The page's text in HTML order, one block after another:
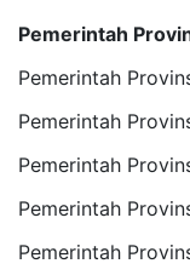
Pemerintah
Pemerintah
Pemerintah
Pemerintah
Pemerintah
Pemerintah